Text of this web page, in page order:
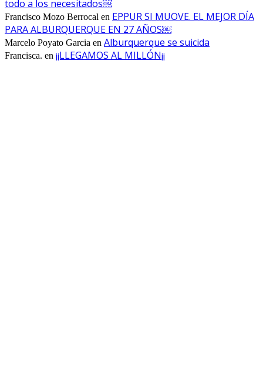
todo a los necesitados￼
Francisco Mozo Berrocal en EPPUR SI MUOVE. EL MEJOR DÍA
PARA ALBURQUERQUE EN 27 AÑOS￼
Marcelo Poyato Garcia en Alburquerque se suicida
Francisca. en ¡¡LLEGAMOS AL MILLÓN¡¡